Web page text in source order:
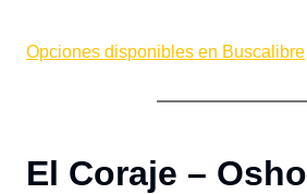
Opciones disponibles en Buscalibre
El Coraje – Osho